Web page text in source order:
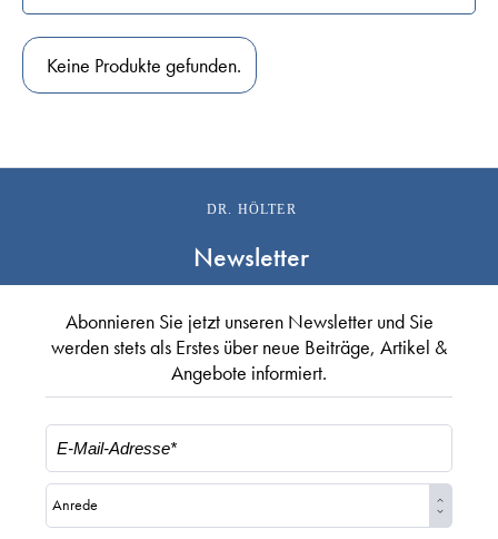
Keine Produkte gefunden.
DR. HÖLTER
Newsletter
Abonnieren Sie jetzt unseren Newsletter und Sie
werden stets als Erstes über neue Beiträge, Artikel &
Angebote informiert.